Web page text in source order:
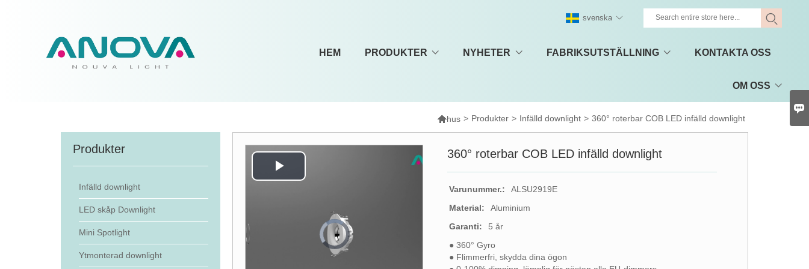
HEM PRODUKTER NYHETER FABRIKSUTSTÄLLNING KONTAKTA OSS
OM OSS
svenska
hus > Produkter > Infälld downlight > 360° roterbar COB LED infälld downlight
Produkter
Infälld downlight
LED skåp Downlight
Mini Spotlight
Ytmonterad downlight
Video
Player
is
loading.
Play
360° roterbar COB LED infälld downlight
Varunummer.:
ALSU2919E
Material:
Aluminium
Garanti:
5 år
● 360° Gyro
● Flimmerfri, skydda dina ögon
